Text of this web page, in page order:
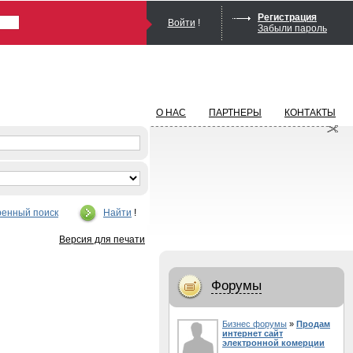
Войти !
Регистрация
Забыли пароль
поиск Найти !
Версия для печати
О НАС ПАРТНЕРЫ КОНТАКТЫ
Форумы
Бизнес форумы » Продам
интернет сайт
электронной комерции